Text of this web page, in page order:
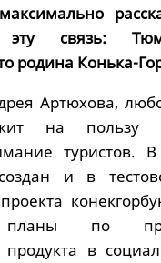
эту связь:
родина Конька-
Артюхова,
на пользу
туристов.
и в
планы по
продукта в